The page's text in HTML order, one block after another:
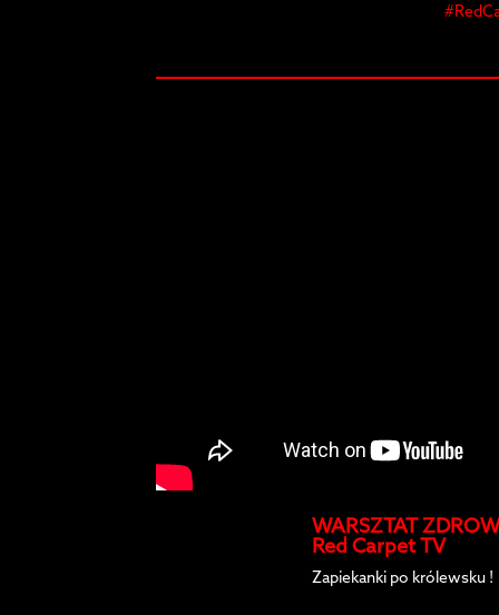
WARSZTAT
Red Carpet TV
Zapiekanki po królewsku !